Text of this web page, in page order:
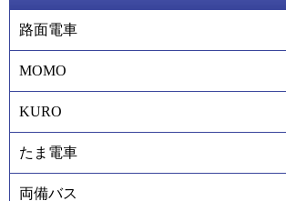
路面電車
MOMO
KURO
たま電車
両備バス